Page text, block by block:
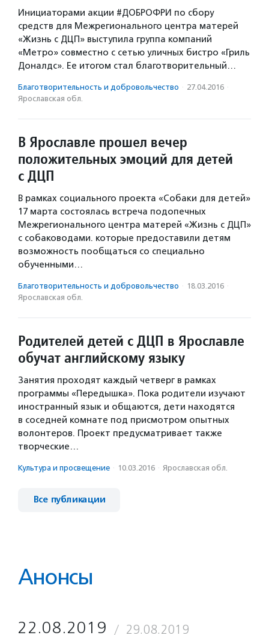
Инициаторами акции #ДОБРОФРИ по сбору
средств для Межрегионального центра матерей
«Жизнь с ДЦП» выступила группа компаний
«Метро» совместно с сетью уличных бистро «Гриль
Доналдс». Ее итогом стал благотворительный…
Благотвори­тель­ность и доброволь­чест­во · 27.04.2016 ·
Ярославская обл.
В Ярославле прошел вечер
положительных эмоций для детей
с ДЦП
В рамках социального проекта «Собаки для детей»
17 марта состоялась встреча подопечных
Межрегионального центра матерей «Жизнь с ДЦП»
с собаководами. которые предоставили детям
возможность пообщаться со специально
обученными…
Благотвори­тель­ность и доброволь­чест­во · 18.03.2016 ·
Ярославская обл.
Родителей детей с ДЦП в Ярославле
обучат английскому языку
Занятия проходят каждый четверг в рамках
программы «Передышка». Пока родители изучают
иностранный язык и общаются, дети находятся
в соседней комнате под присмотром опытных
волонтеров. Проект предусматривает также
творческие…
Культура и просвещение · 10.03.2016 · Ярославская обл.
Все публикации
Анонсы
22.08.2019 29.08.2019